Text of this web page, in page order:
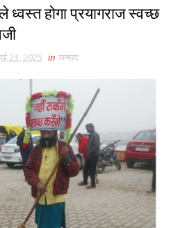
होगा प्रयागराज स्वच्छ
23, 2025 in जनपद